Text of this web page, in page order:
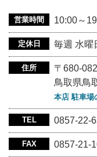
営業時間 10:00～
定休日 毎週 水曜
住所
〒680-
鳥取県鳥
本店 駐車場
TEL 0857-22-
FAX 0857-21-